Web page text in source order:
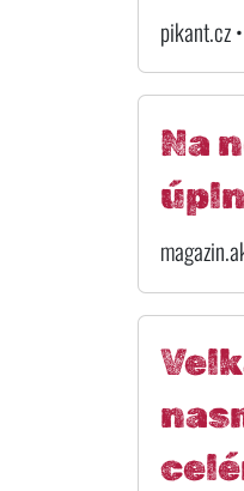
pikant.cz
Na